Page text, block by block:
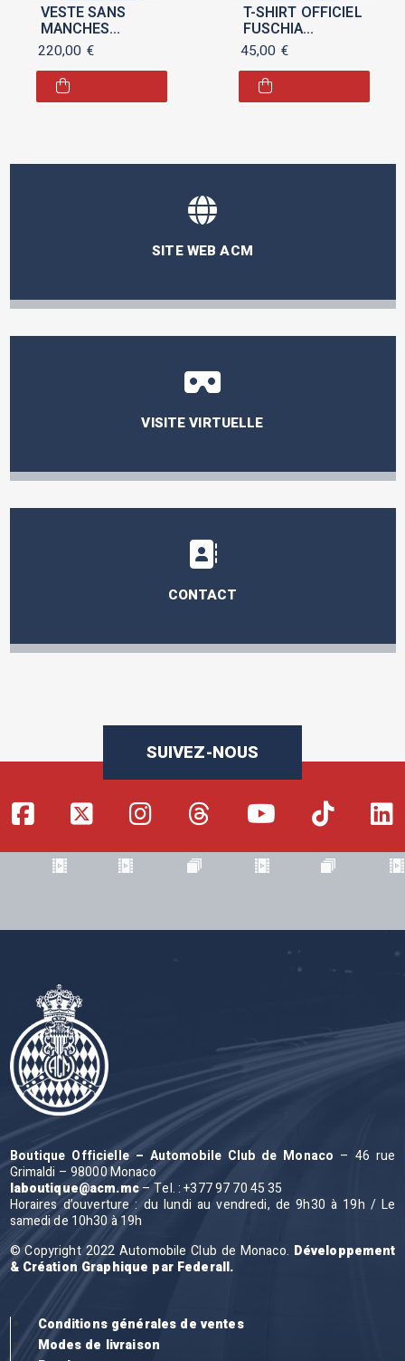
VESTE SANS
MANCHES
"GANT/AUTOMOBILE
CLUB DE
MONACO" POUR
HOMME
220,00 €
T-SHIRT OFFICIEL
FUSCHIA
"MONACO GRAND
PRIX 2025" POUR
ENFANT
45,00 €
SITE WEB ACM
VISITE VIRTUELLE
CONTACT
SUIVEZ-NOUS
Boutique Officielle – Automobile Club de Monaco – 46 rue
Grimaldi – 98000 Monaco
laboutique@acm.mc– Tel. : +377 97 70 45 35
Horaires d’ouverture : du lundi au vendredi, de 9h30 à 19h / Le
samedi de 10h30 à 19h
© Copyright 2022 Automobile Club de Monaco. Développement
& Création Graphique par Federall.
Conditions générales de ventes
Modes de livraison